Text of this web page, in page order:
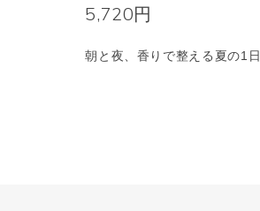
5,720円
朝と夜、香りで整える夏の1日